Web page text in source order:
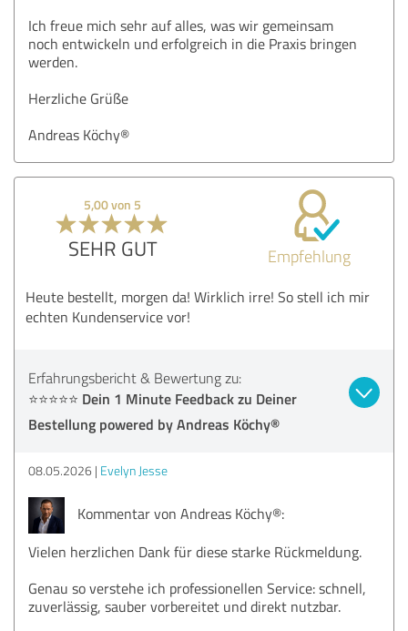
Ich freue mich sehr auf alles, was wir gemeinsam
noch entwickeln und erfolgreich in die Praxis bringen
werden.
Herzliche Grüße
Andreas Köchy®
5,00 von 5
SEHR GUT Empfehlung
Heute bestellt, morgen da! Wirklich irre! So stell ich mir
echten Kundenservice vor!
Erfahrungsbericht & Bewertung zu:
⭐⭐⭐⭐⭐ Dein 1 Minute Feedback zu Deiner
Bestellung powered by Andreas Köchy®
08.05.2026 Evelyn Jesse
Kommentar von Andreas Köchy®:
Vielen herzlichen Dank für diese starke Rückmeldung.
Genau so verstehe ich professionellen Service: schnell,
zuverlässig, sauber vorbereitet und direkt nutzbar.